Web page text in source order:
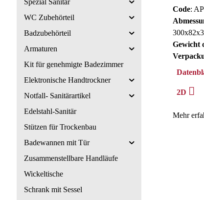
WC Zubehörteil
Badzubehörteil
Armaturen
Kit für genehmigte Badezimmer
Elektronische Handtrockner
Notfall- Sanitärartikel
Edelstahl-Sanitär
Stützen für Trockenbau
Badewannen mit Tür
Zusammenstellbare Handläufe
Wickeltische
Schrank mit Sessel
Code:
Gewicht
2D
Mehr